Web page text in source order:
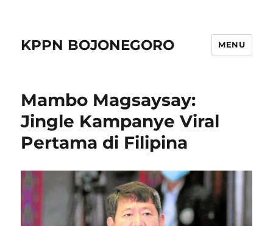
KPPN BOJONEGORO MENU
Mambo Magsaysay:
Jingle Kampanye Viral
Pertama di Filipina